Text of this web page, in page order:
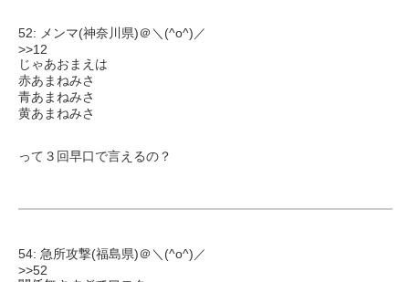
52: メンマ(神奈川県)＠＼(^o^)／
>>12
じゃあおまえは
赤あまねみさ
青あまねみさ
黄あまねみさ
って３回早口で言えるの？
54: 急所攻撃(福島県)＠＼(^o^)／
>>52